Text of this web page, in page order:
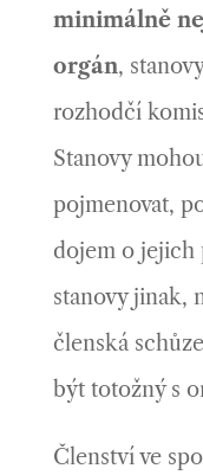
minimálně
orgán,
rozhodčí
Stanovy
pojmenovat,
dojem o jejich
stanovy jinak,
členská
být totožný s
Členství ve